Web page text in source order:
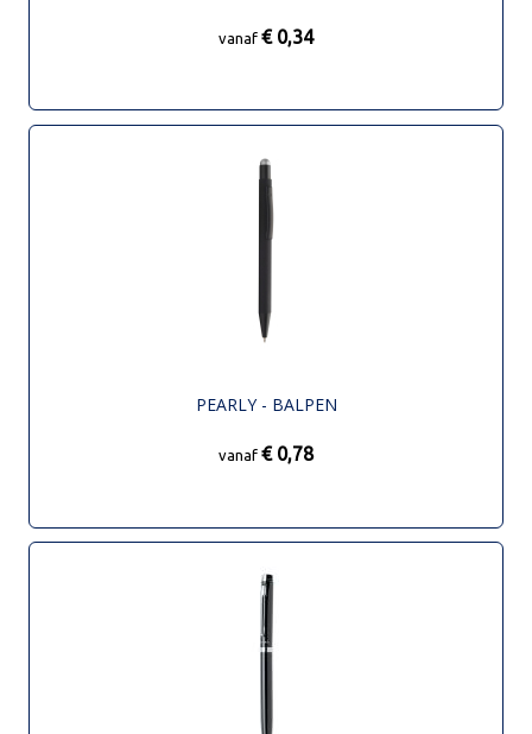
vanaf € 0,34
PEARLY - BALPEN
vanaf € 0,78